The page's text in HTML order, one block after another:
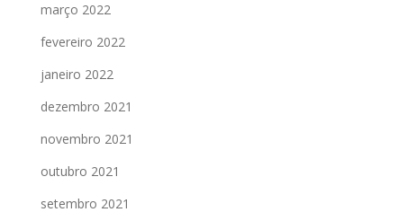
março 2022
fevereiro 2022
janeiro 2022
dezembro 2021
novembro 2021
outubro 2021
setembro 2021